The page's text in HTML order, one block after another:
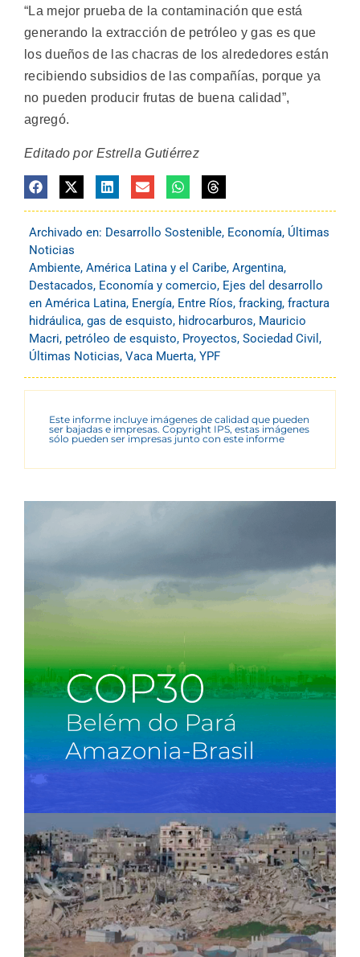
“La mejor prueba de la contaminación que está
generando la extracción de petróleo y gas es que
los dueños de las chacras de los alrededores están
recibiendo subsidios de las compañías, porque ya
no pueden producir frutas de buena calidad”,
agregó.
Editado por Estrella Gutiérrez
Archivado en: Desarrollo Sostenible, Economía, Últimas
Noticias
Ambiente, América Latina y el Caribe, Argentina,
Destacados, Economía y comercio, Ejes del desarrollo
en América Latina, Energía, Entre Ríos, fracking, fractura
hidráulica, gas de esquisto, hidrocarburos, Mauricio
Macri, petróleo de esquisto, Proyectos, Sociedad Civil ,
Últimas Noticias, Vaca Muerta, YPF
Este informe incluye imágenes de calidad que pueden
ser bajadas e impresas. Copyright IPS, estas imágenes
sólo pueden ser impresas junto con este informe